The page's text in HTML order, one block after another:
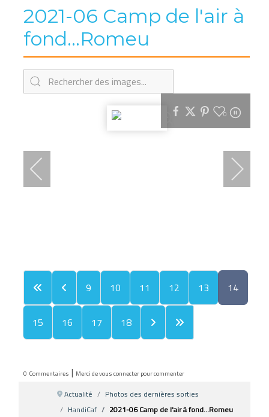
2021-06 Camp de l'air à
fond...Romeu
0
9 10 11 12 13
14
15
16 17 18
0 Commentaires | Merci de vous connecter pour commenter
Actualité
Photos des dernières sorties
HandiCaf
2021-06 Camp de l'air à fond...Romeu